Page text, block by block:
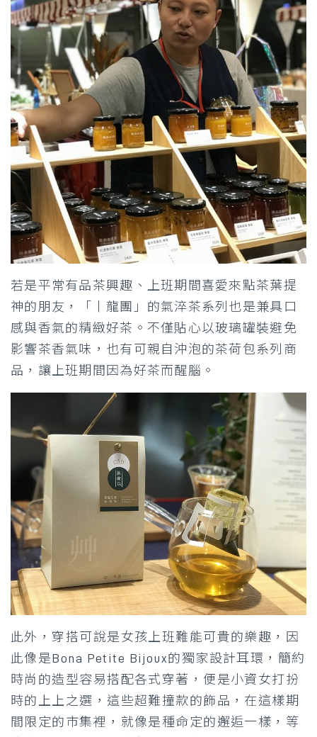
若是平常有品茶興趣、上班期間喜愛來點茶葉提
神的朋友，「丨龍團」的氣淬茶系列也是兼具口
感與香氣的精緻好茶。不僅貼心以玻璃罐裝避免
影響茶香氣味，也有可親自沖泡的茶荷包系列商
品，讓上班期間因為好茶而醒腦。
此外，穿搭可說是女孩上班難能可貴的樂趣，因
此像是Bona Petite Bijoux的獨家設計耳環，簡約
時尚的造型容易搭配各式穿著，便是小資女打扮
時的上上之選，這些超難撞款的飾品，在這樣期
間限定的市集裡，就像是種命定的邂逅一樣，等